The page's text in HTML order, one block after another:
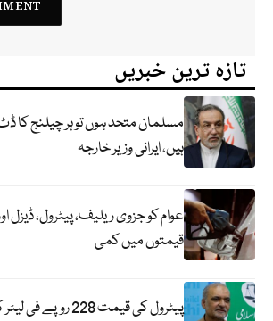
تازہ ترین خبریں
مسلمان متحد ہوں تو ہر چیلنج کا
ہیں، ایرانی وزیر خارجہ
عوام کو جزوی ریلیف، پیٹرول، ڈیزل
قیمتوں میں کمی
پیٹرول کی قیمت 228